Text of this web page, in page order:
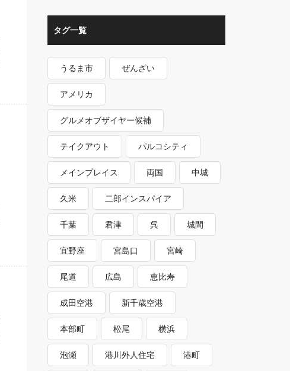
タグ一覧
うるま市 ぜんざい
アメリカ
グルメオブザイヤー候補
テイクアウト パルコシティ
メインプレイス 両国 中城
久米 二郎インスパイア
千葉 君津 呉 城間
宜野座 宮島口 宮崎
尾道 広島 恵比寿
成田空港 新千歳空港
本部町 松尾 横浜
泡瀬 港川外人住宅 港町